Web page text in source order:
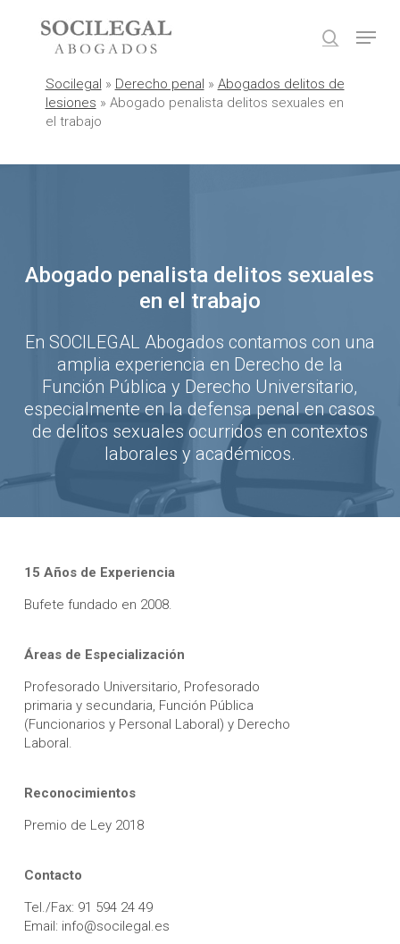
search
Menu
Socilegal » Derecho penal » Abogados delitos de
lesiones » Abogado penalista delitos sexuales en
el trabajo
Abogado penalista delitos sexuales
en el trabajo
En SOCILEGAL Abogados contamos con una
amplia experiencia en Derecho de la
Función Pública y Derecho Universitario,
especialmente en la defensa penal en casos
de delitos sexuales ocurridos en contextos
laborales y académicos.
15 Años de Experiencia
Bufete fundado en 2008.
Áreas de Especialización
Profesorado Universitario, Profesorado
primaria y secundaria, Función Pública
(Funcionarios y Personal Laboral) y Derecho
Laboral.
Reconocimientos
Premio de Ley 2018
Contacto
Tel./Fax: 91 594 24 49
Email: info@socilegal.es